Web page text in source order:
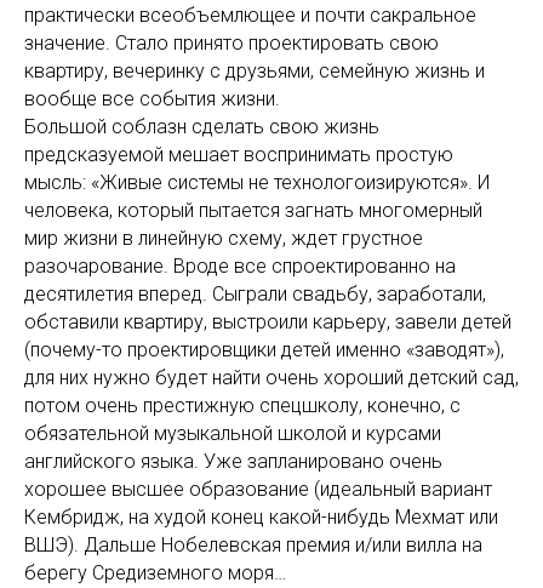
практически всеобъемлющее и почти сакральное
значение. Стало принято проектировать свою
квартиру, вечеринку с друзьями, семейную жизнь и
вообще все события жизни.
Большой соблазн сделать свою жизнь
предсказуемой мешает воспринимать простую
мысль: «Живые системы не технологоизируются». И
человека, который пытается загнать многомерный
мир жизни в линейную схему, ждет грустное
разочарование. Вроде все спроектированно на
десятилетия вперед. Сыграли свадьбу, заработали,
обставили квартиру, выстроили карьеру, завели детей
(почему-то проектировщики детей именно «заводят»),
для них нужно будет найти очень хороший детский сад,
потом очень престижную спецшколу, конечно, с
обязательной музыкальной школой и курсами
английского языка. Уже запланировано очень
хорошее высшее образование (идеальный вариант
Кембридж, на худой конец какой-нибудь Мехмат или
ВШЭ). Дальше Нобелевская премия и/или вилла на
берегу Средиземного моря…